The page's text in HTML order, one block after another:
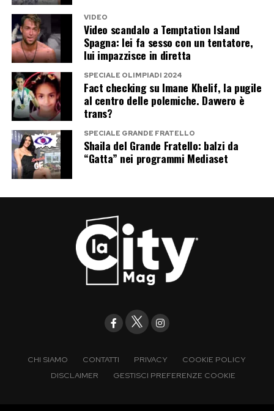
George Clooney ha contribuito per anni al
fascino internazionale del lago di Como. Justin
Bieber, Selena Gomez, Jessica Alba e Dua Lipa
hanno recentemente raccontato altre località
italiane ai propri fan. Ora tocca a J.Lo, che ha
concentrato in pochi giorni una quantità
impressionante di immagini, luoghi e
suggestioni.
Il suo viaggio non nasce come campagna
promozionale, e forse proprio per questo
funziona meglio. Jennifer Lopez non invita
ufficialmente nessuno a visitare l’Italia: mostra
semplicemente quanto si diverte a farlo. E
davanti a 240 milioni di follower, vale più di
qualsiasi slogan.
VIDEO
Video scandalo a Temptation Island
Spagna: lei fa sesso con un tentatore,
lui impazzisce in diretta
SPECIALE OLIMPIADI 2024
Fact checking su Imane Khelif, la pugile
al centro delle polemiche. Davvero è
trans?
SPECIALE GRANDE FRATELLO
Shaila del Grande Fratello: balzi da
“Gatta” nei programmi Mediaset
CHI SIAMO CONTATTI PRIVACY
COOKIE POLICY
DISCLAIMER
GESTISCI PREFERENZE COOKIE